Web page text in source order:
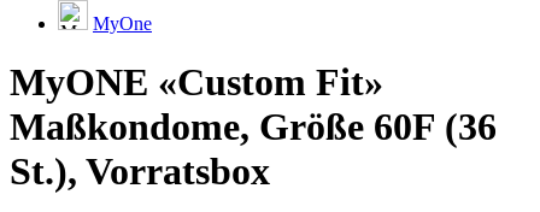
MyOne
MyONE «Custom Fit»
Maßkondome, Größe 60F (36
St.), Vorratsbox